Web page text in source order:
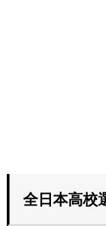
全日本高校